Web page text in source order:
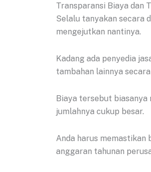
Transparansi Biaya dan
Selalu tanyakan secara
mengejutkan nantinya.
Kadang ada penyedia
tambahan lainnya
Biaya tersebut biasanya
jumlahnya cukup besar.
Anda harus memastikan
anggaran tahunan